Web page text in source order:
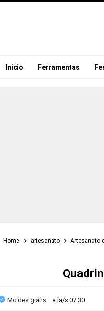
Inicio Ferramentas
Home artesanato Artesanato
Moldes grátis a la/s 07:30